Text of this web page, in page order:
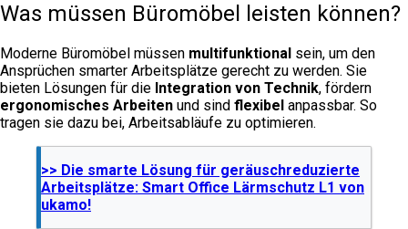
Was müssen Büromöbel leisten können?
Moderne Büromöbel müssen multifunktional sein, um den
Ansprüchen smarter Arbeitsplätze gerecht zu werden. Sie
bieten Lösungen für die Integration von Technik, fördern
ergonomisches Arbeiten und sind flexibel anpassbar. So
tragen sie dazu bei, Arbeitsabläufe zu optimieren.
>> Die smarte Lösung für geräuschreduzierte
Arbeitsplätze: Smart Office Lärmschutz L1 von
ukamo!